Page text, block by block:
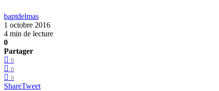
baptdelmas
1 octobre 2016
4 min de lecture
0
Partager
0
0
0
ShareTweet